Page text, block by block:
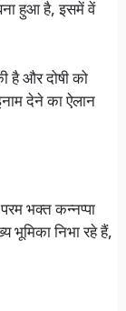
हुआ है, इसमें वें
है और दोषी को
देने का ऐलान
भक्त कन्नप्पा
भूमिका निभा रहे हैं,